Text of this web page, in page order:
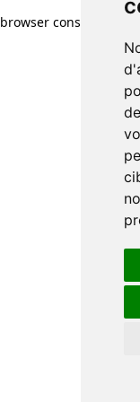
browser console for